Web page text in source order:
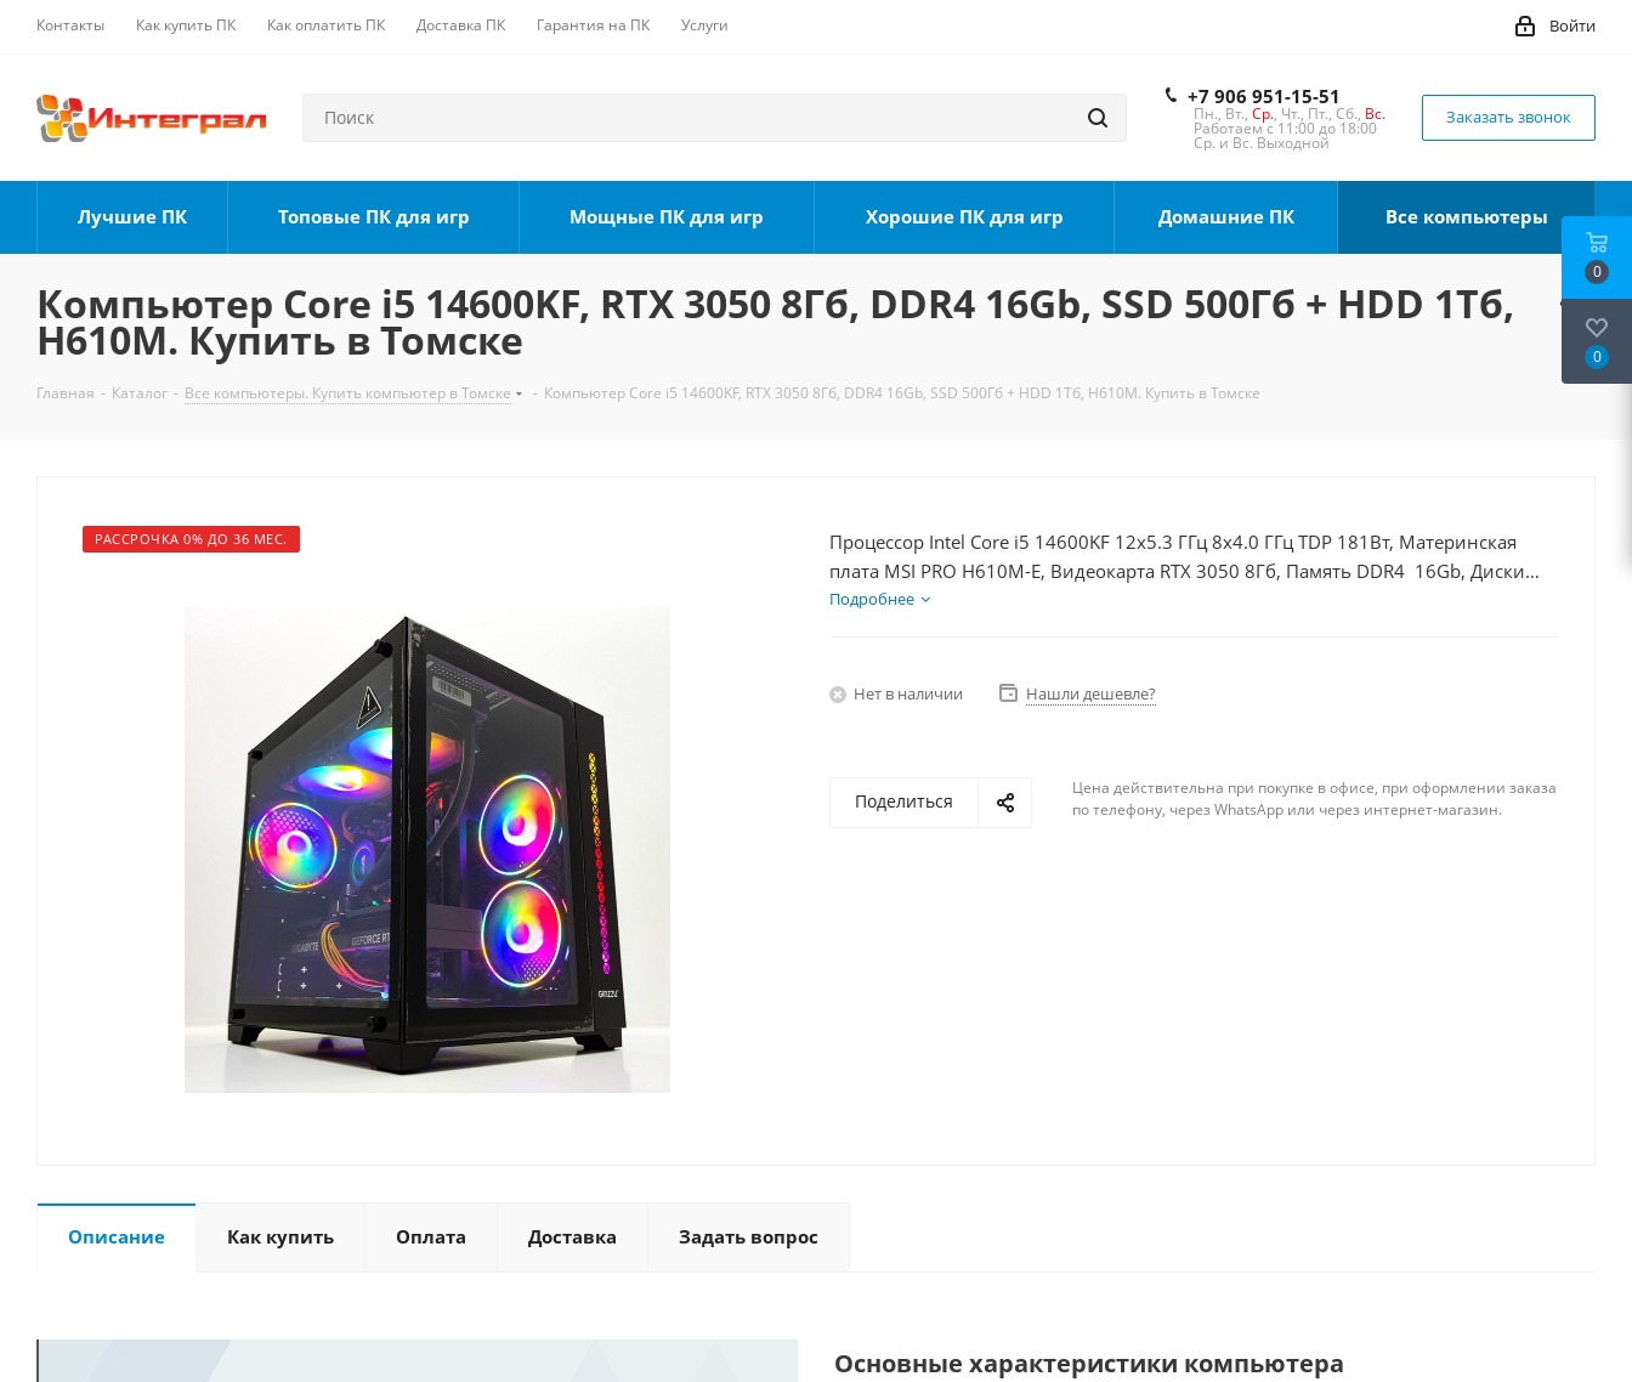
Контакты Как купить ПК Как оплатить ПК Доставка ПК Гарантия на ПК Услуги Войти
+7 906 951-15-51
Пн., Вт., Ср., Чт., Пт., Сб., Вс.
Работаем с 11:00 до 18:00
Ср. и Вс. Выходной
Заказать звонок
Лучшие ПК Топовые ПК для игр Мощные ПК для игр Хорошие ПК для игр Домашние ПК Все компьютеры
Компьютер Core i5 14600KF, RTX 3050 8Гб, DDR4 16Gb, SSD 500Гб + HDD 1Тб,
H610M. Купить в Томске
Главная - Каталог - Все компьютеры. Купить компьютер в Томске - Компьютер Core i5 14600KF, RTX 3050 8Гб, DDR4 16Gb, SSD 500Гб + HDD 1Тб, H610M. Купить в Томске
РАССРОЧКА 0% ДО 36 МЕС.
Процессор Intel Core i5 14600KF 12x5.3 ГГц 8x4.0 ГГц TDP 181Вт, Материнская
плата MSI PRO H610M-E, Видеокарта RTX 3050 8Гб, Память DDR4 16Gb, Диски
SSD 500Гб + HDD 1Тб, БП 600Вт
Подробнее
Нет в наличии Нашли дешевле?
Поделиться
Цена действительна при покупке в офисе, при оформлении заказа
по телефону, через WhatsApp или через интернет-магазин.
Описание Как купить Оплата Доставка Задать вопрос
Основные характеристики компьютера
0
0